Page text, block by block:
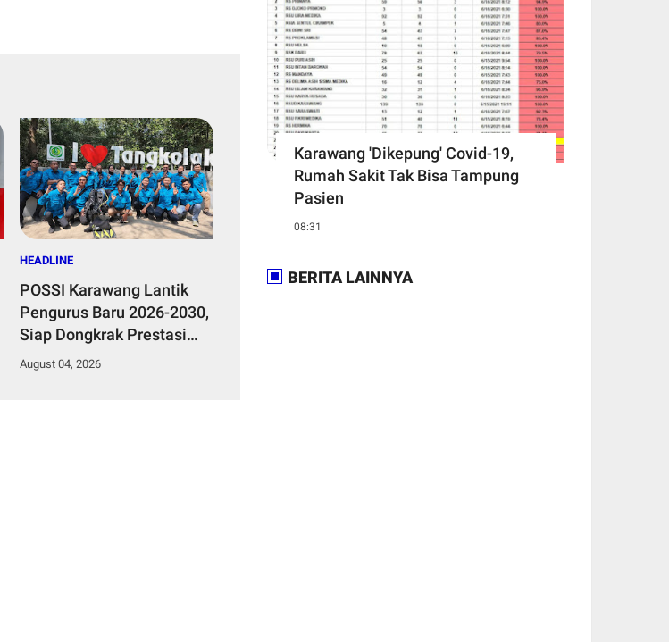
HEADLINE
POSSI Karawang Lantik
Pengurus Baru 2026-2030,
Siap Dongkrak Prestasi
dan Kawal Kelestarian
August 04, 2026
Karawang 'Dikepung' Covid-19,
Rumah Sakit Tak Bisa Tampung
Pasien
08:31
BERITA LAINNYA